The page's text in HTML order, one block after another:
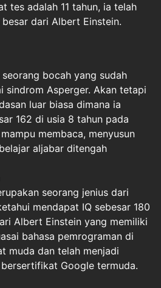
tes adalah 11 tahun, ia telah
dari Albert Einstein.
bocah yang sudah
sindrom Asperger. Akan tetapi
luar biasa dimana ia
162 di usia 8 tahun pada
membaca, menyusun
aljabar ditengah
seorang jenius dari
mendapat IQ sebesar 180
Albert Einstein yang memiliki
bahasa pemrograman di
muda dan telah menjadi
Google termuda.